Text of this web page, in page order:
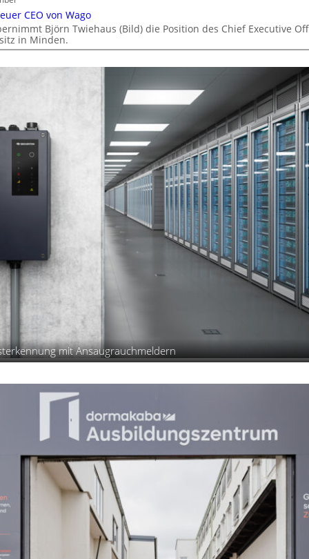
CEO von Wago
Björn Twiehaus (Bild) die Position des Chief Executive
in Minden.
mit Ansaugrauchmeldern